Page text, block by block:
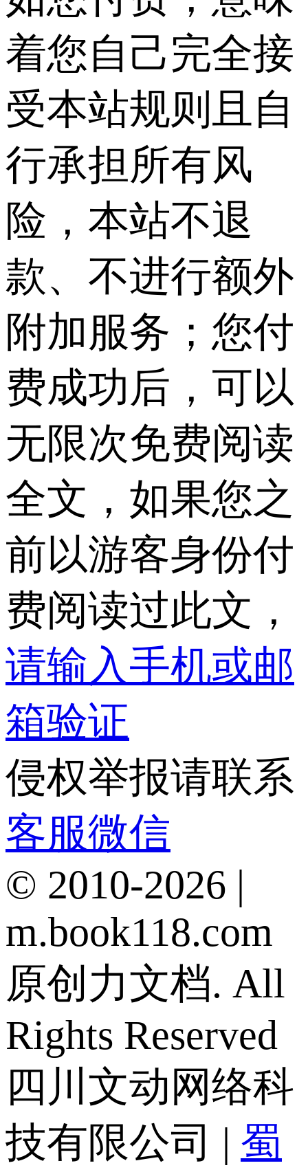
着您自己完全接
受本站规则且自
行承担所有风
险，本站不退
款、不进行额外
附加服务；您付
费成功后，可以
无限次免费阅读
全文，如果您之
前以游客身份付
费阅读过此文，
请输入手机或邮
箱验证
侵权举报请联系
客服微信
© 2010-2026 |
m.book118.com
原创力文档. All
Rights Reserved
四川文动网络科
技有限公司 | 蜀